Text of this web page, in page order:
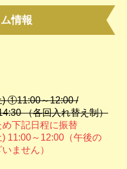
情報
) ①11:00～12:00 /
（各回入れ替え制）
下記日程に振替
11:00～12:00（午後の
ません）